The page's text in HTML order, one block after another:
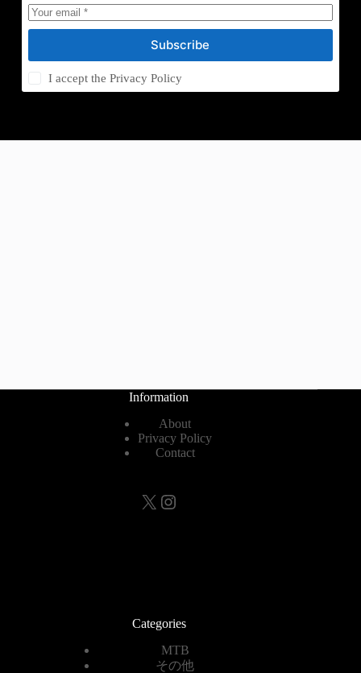
Subscribe
I accept thePrivacy Policy
Information
About
Privacy Policy
Contact
X Instagram
Categories
MTB
その他